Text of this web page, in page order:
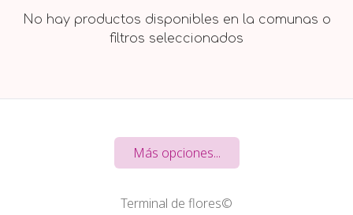
No hay productos disponibles en la comunas o
filtros seleccionados
Más opciones...
Terminal de flores©